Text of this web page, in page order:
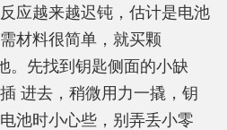
应越来越迟钝，估计是电池
材料很简单，就买颗
。先找到钥匙侧面的小缺
进去，稍微用力一撬，钥
池时小心些，别弄丢小零